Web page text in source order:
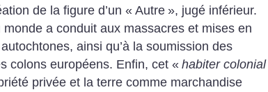
de la figure d’un « Autre », jugé inférieur.
monde a conduit aux massacres et mises en
ainsi qu’à la soumission des
colons européens. Enfin, cet « habiter colonial
privée et la terre comme marchandise